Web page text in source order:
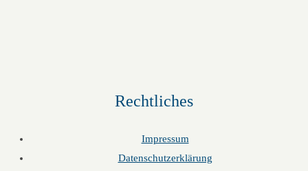
Rechtliches
Impressum
Datenschutzerklärung